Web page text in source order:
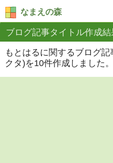
なまえの森
ブログ記事タイトル作成結
もとはるに関するブログ
クタ)を10件作成しました。